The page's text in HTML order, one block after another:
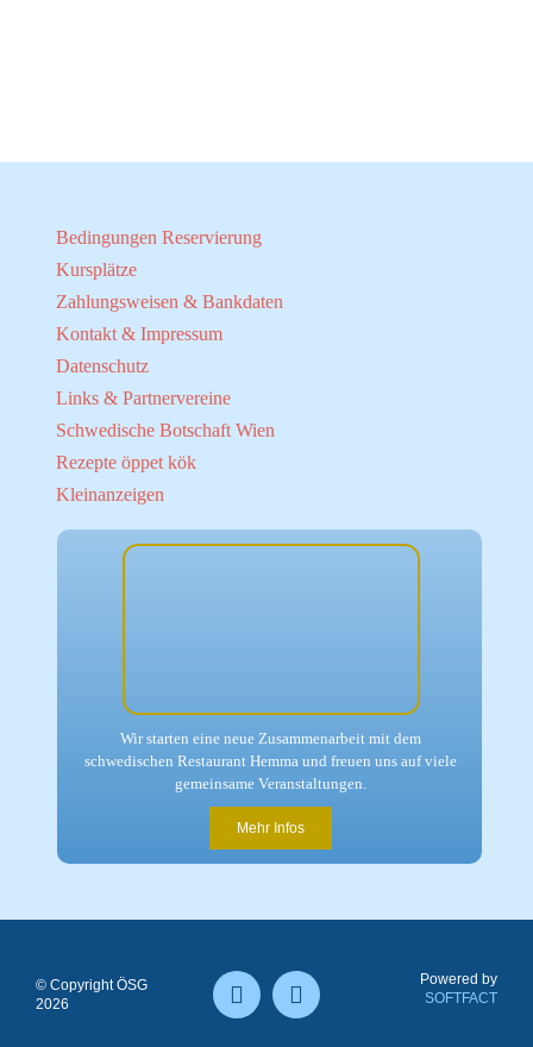
Bedingungen Reservierung
Kursplätze
Zahlungsweisen & Bankdaten
Kontakt & Impressum
Datenschutz
Links & Partnervereine
Schwedische Botschaft Wien
Rezepte öppet kök
Kleinanzeigen
Wir starteneine neue Zusammenarbeit mit dem
schwedischen Restaurant Hemma und freuen uns auf viele
gemeinsame Veranstaltungen.
Mehr Infos
© Copyright ÖSG
2026
Powered by
SOFTFACT